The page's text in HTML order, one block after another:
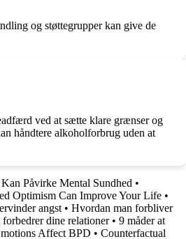
og støttegrupper kan give de
ved at sætte klare grænser og
håndtere alkoholforbrug uden at
Påvirke Mental Sundhed •
Optimism Can Improve Your Life •
angst • Hvordan man forbliver
dine relationer• 9 måder at
Affect BPD • Counterfactual